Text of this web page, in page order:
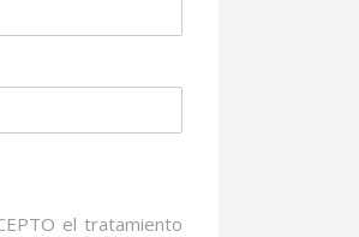
el tratamiento